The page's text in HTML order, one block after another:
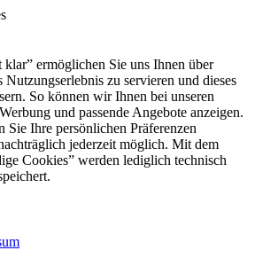
ermöglichen Sie uns Ihnen über
Nutzungserlebnis zu servieren und dieses
So können wir Ihnen bei unseren
und passende Angebote anzeigen.
Sie Ihre persönlichen Präferenzen
jederzeit möglich. Mit dem
Cookies” werden lediglich technisch